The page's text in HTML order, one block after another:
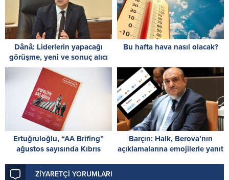
Dânâ: Liderlerin yapacağı
görüşme, yeni ve sonuç alıcı
5+1 toplantısına hazırlık
niteliği taşıyor
Bu hafta hava nasıl olacak?
Ertuğruloğlu, “AA Brifing”
ağustos sayısında Kıbrıs
paylaştı
Barçın: Halk, Berova’nın
açıklamalarına emojilerle yanıt
ZİYARETÇİ YORUMLARI